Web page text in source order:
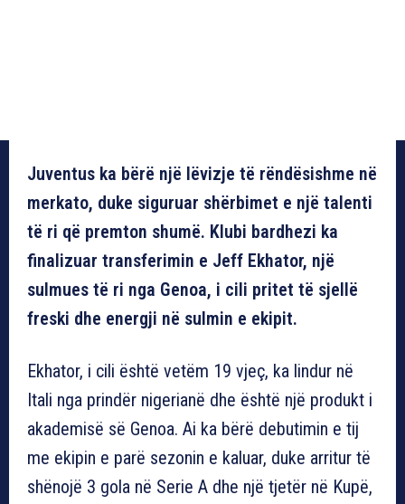
Juventus ka bërë një lëvizje të rëndësishme në
merkato, duke siguruar shërbimet e një talenti
të ri që premton shumë. Klubi bardhezi ka
finalizuar transferimin e Jeff Ekhator, një
sulmues të ri nga Genoa, i cili pritet të sjellë
freski dhe energji në sulmin e ekipit.
Ekhator, i cili është vetëm 19 vjeç, ka lindur në
Itali nga prindër nigerianë dhe është një produkt i
akademisë së Genoa. Ai ka bërë debutimin e tij
me ekipin e parë sezonin e kaluar, duke arritur të
shënojë 3 gola në Serie A dhe një tjetër në Kupë,